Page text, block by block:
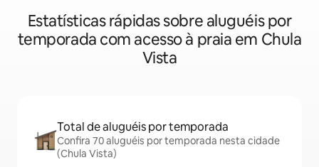
Estatísticas rápidas sobre aluguéis por
temporada com acesso à praia em Chula
Vista
Total de aluguéis por temporada
Confira 70 aluguéis por temporada nesta cidade
(Chula Vista)